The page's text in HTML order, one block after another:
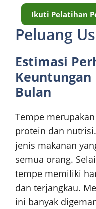
Ikuti Pelatihan
Peluang
Estimasi
Keuntungan
Bulan
Tempe
protein dan
jenis makanan
semua orang.
tempe memiliki
dan terjangkau.
ini banyak